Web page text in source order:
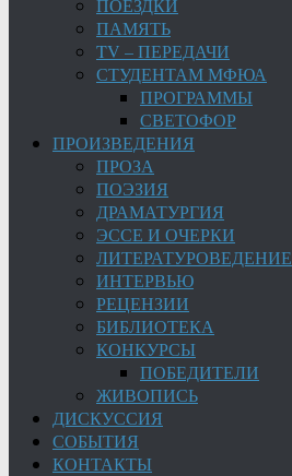
ПОЕЗДКИ
ПАМЯТЬ
TV – ПЕРЕДАЧИ
СТУДЕНТАМ МФЮА
ПРОГРАММЫ
СВЕТОФОР
ПРОИЗВЕДЕНИЯ
ПРОЗА
ПОЭЗИЯ
ДРАМАТУРГИЯ
ЭССЕ И ОЧЕРКИ
ЛИТЕРАТУРОВЕДЕНИЕ
ИНТЕРВЬЮ
РЕЦЕНЗИИ
БИБЛИОТЕКА
КОНКУРСЫ
ПОБЕДИТЕЛИ
ЖИВОПИСЬ
ДИСКУССИЯ
СОБЫТИЯ
КОНТАКТЫ